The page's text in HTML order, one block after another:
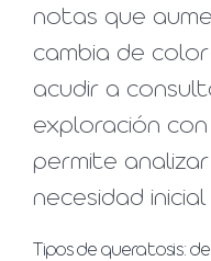
notas que
cambia de
acudir a
exploración
permite
necesidad
Tipos de queratosis: